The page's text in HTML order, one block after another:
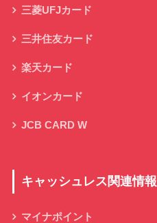
三菱UFJカード
三井住友カード
楽天カード
イオンカード
JCB CARD W
キャッシュレス関連情報
マイナポイント